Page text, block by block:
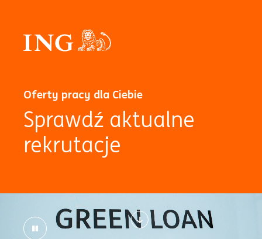
Oferty pracy dla Ciebie
Sprawdź aktualne
rekrutacje